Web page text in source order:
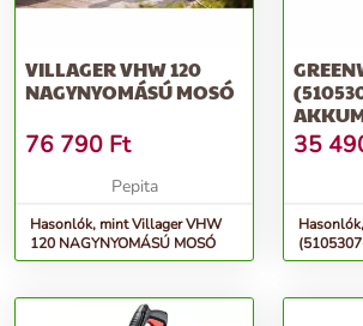
VILLAGER VHW 120
NAGYNYOMÁSÚ MOSÓ
76 790 Ft
Pepita
Hasonlók, mint Villager VHW
120 NAGYNYOMÁSÚ MOSÓ
MOSÓ,
35